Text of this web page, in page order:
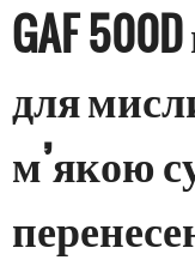
GAF
для
м’якою